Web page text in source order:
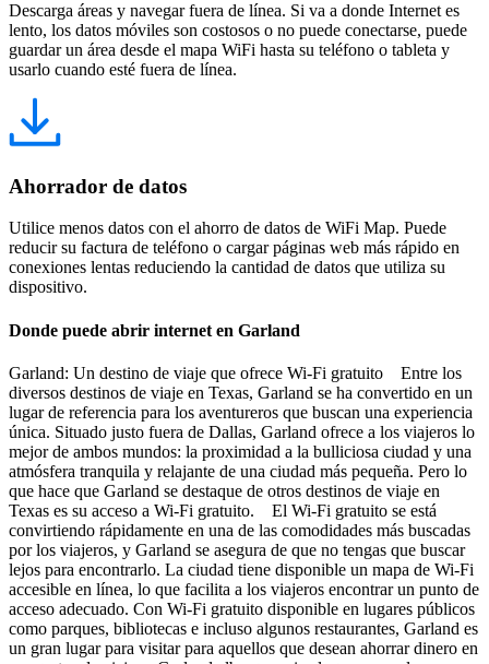
Descarga áreas y navegar fuera de línea. Si va a donde Internet es
lento, los datos móviles son costosos o no puede conectarse, puede
guardar un área desde el mapa WiFi hasta su teléfono o tableta y
usarlo cuando esté fuera de línea.
Ahorrador de datos
Utilice menos datos con el ahorro de datos de WiFi Map. Puede
reducir su factura de teléfono o cargar páginas web más rápido en
conexiones lentas reduciendo la cantidad de datos que utiliza su
dispositivo.
Donde puede abrir internet en Garland
Garland: Un destino de viaje que ofrece Wi-Fi gratuito Entre los
diversos destinos de viaje en Texas, Garland se ha convertido en un
lugar de referencia para los aventureros que buscan una experiencia
única. Situado justo fuera de Dallas, Garland ofrece a los viajeros lo
mejor de ambos mundos: la proximidad a la bulliciosa ciudad y una
atmósfera tranquila y relajante de una ciudad más pequeña. Pero lo
que hace que Garland se destaque de otros destinos de viaje en
Texas es su acceso a Wi-Fi gratuito. El Wi-Fi gratuito se está
convirtiendo rápidamente en una de las comodidades más buscadas
por los viajeros, y Garland se asegura de que no tengas que buscar
lejos para encontrarlo. La ciudad tiene disponible un mapa de Wi-Fi
accesible en línea, lo que facilita a los viajeros encontrar un punto de
acceso adecuado. Con Wi-Fi gratuito disponible en lugares públicos
como parques, bibliotecas e incluso algunos restaurantes, Garland es
un gran lugar para visitar para aquellos que desean ahorrar dinero en